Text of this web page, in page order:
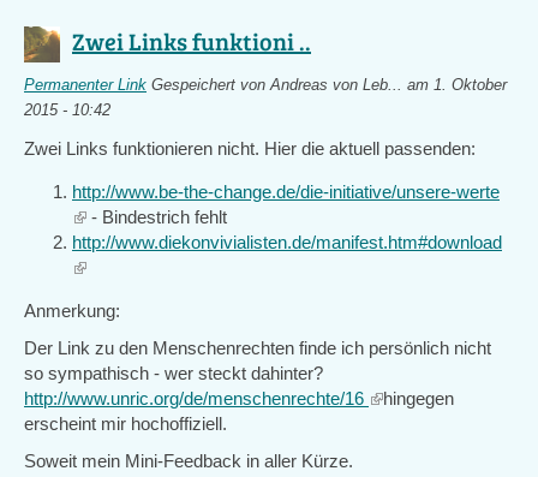
Zwei Links funktioni ..
Permanenter Link Gespeichert vonAndreas von Leb... am 1. Oktober
2015 - 10:42
Zwei Links funktionieren nicht. Hier die aktuell passenden:
http://www.be-the-change.de/die-initiative/unsere-werte
(link
is
external)
- Bindestrich fehlt
http://www.diekonvivialisten.de/manifest.htm#download
(link
external)
Anmerkung:
Der Link zu den Menschenrechten finde ich persönlich nicht
so sympathisch - wer steckt dahinter?
http://www.unric.org/de/menschenrechte/16 (linkhingegen
erscheint mir hochoffiziell.
Soweit mein Mini-Feedback in aller Kürze.